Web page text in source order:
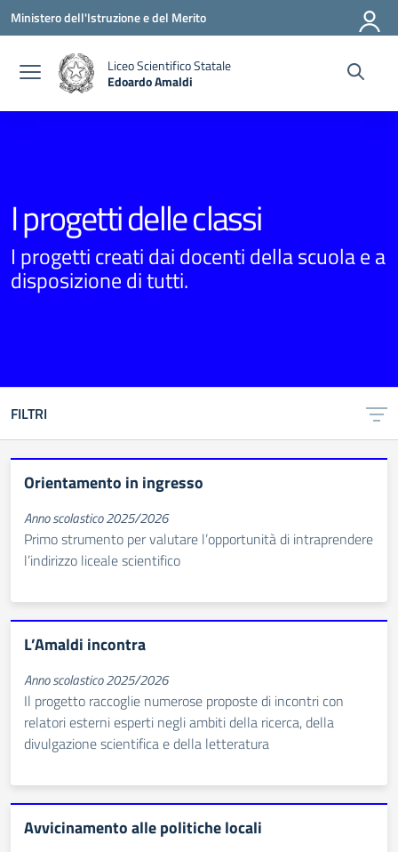
Vai ai contenuti
Vai al menu di navigazione
Vai al footer
Ministero dell'Istruzione e del Merito
Liceo Scientifico Statale
Edoardo Amaldi
I progetti delle classi
I progetti creati dai docenti della scuola e a
disposizione di tutti.
FILTRI
Orientamento in ingresso
Anno scolastico 2025/2026
Primo strumento per valutare l’opportunità di intraprendere
l’indirizzo liceale scientifico
L’Amaldi incontra
Anno scolastico 2025/2026
Il progetto raccoglie numerose proposte di incontri con
relatori esterni esperti negli ambiti della ricerca, della
divulgazione scientifica e della letteratura
Avvicinamento alle politiche locali